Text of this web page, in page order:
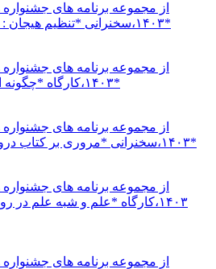
از مجموعه برنامه های
۱۴۰۳،سخنرانی *تنظیم هیجان : از نوروساینس تا رواندرمانی*
از مجموعه برنامه های
۱۴۰۳،کارگاه *چگونه از پایان نامه خود دفاع کنیم؟*
از مجموعه برنامه های
۱۴۰۳،سخنرانی *مروری بر کتاب دروغ هایی که به خود می گوییم*
از مجموعه برنامه های
۱۴۰۳،کارگاه *علم و شبه علم در
از مجموعه برنامه های